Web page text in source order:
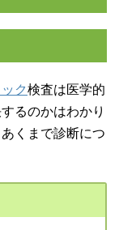
ク検査は医学的
るのかはわかり
くまで診断につ